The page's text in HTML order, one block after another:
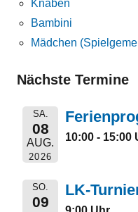
Knaben
Bambini
Mädchen
Nächste Termine
SA.
08
AUG.
2026
10:00 - 15:00
SO.
09
LK-